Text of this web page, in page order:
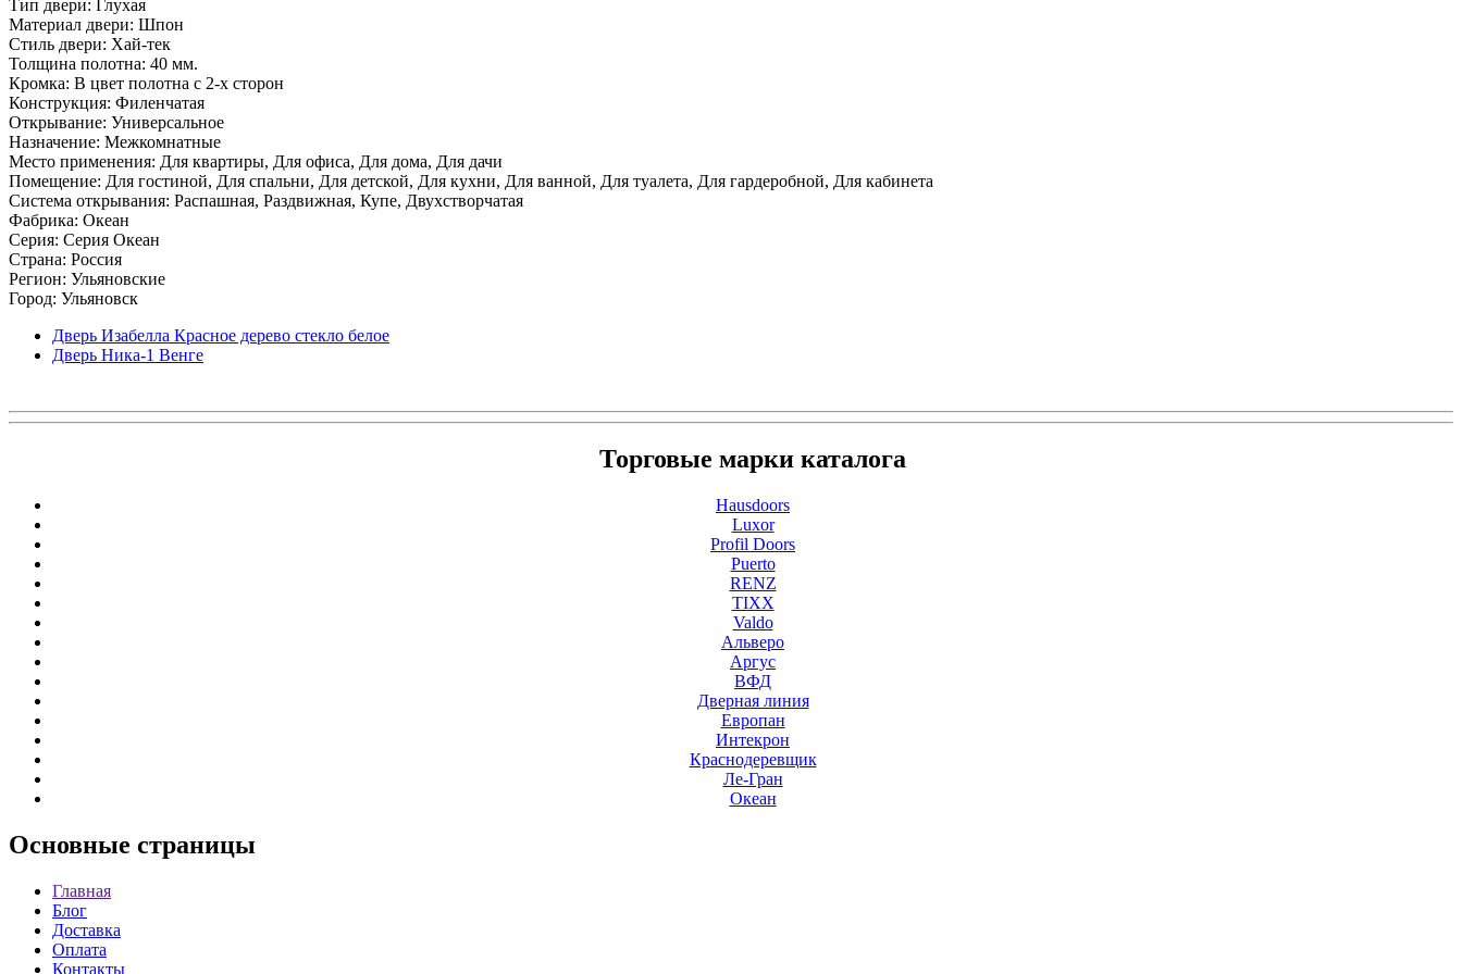
Тип двери: Глухая
Материал двери: Шпон
Стиль двери: Хай-тек
Толщина полотна: 40 мм.
Кромка: В цвет полотна с 2-х сторон
Конструкция: Филенчатая
Открывание: Универсальное
Назначение: Межкомнатные
Место применения: Для квартиры, Для офиса, Для дома, Для дачи
Помещение: Для гостиной, Для спальни, Для детской, Для кухни, Для ванной, Для туалета, Для гардеробной, Для кабинета
Система открывания: Распашная, Раздвижная, Купе, Двухстворчатая
Фабрика: Океан
Серия: Серия Океан
Страна: Россия
Регион: Ульяновские
Город: Ульяновск
Дверь Изабелла Красное дерево стекло белое
Дверь Ника-1 Венге
Торговые марки каталога
Hausdoors
Luxor
Profil Doors
Puerto
RENZ
TIXX
Valdo
Альверо
Аргус
ВФД
Дверная линия
Европан
Интекрон
Краснодеревщик
Ле-Гран
Океан
Основные страницы
Главная
Блог
Доставка
Оплата
Контакты